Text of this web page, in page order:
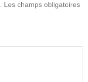
Les champs obligatoires